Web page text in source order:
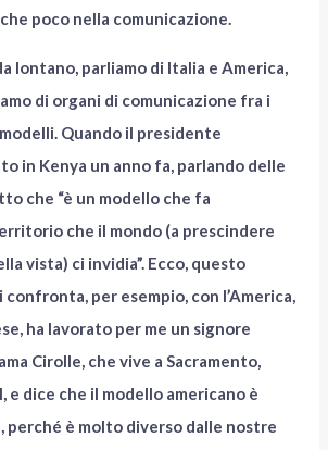
poco nella comunicazione.
lontano, parliamo di Italia e America,
di organi di comunicazione fra i
Quando il presidente
in Kenya un anno fa, parlando delle
che “è un modello che fa
che il mondo (a prescindere
vista) ci invidia”. Ecco, questo
confronta, per esempio, con l’America,
ha lavorato per me un signore
Cirolle, che vive a Sacramento,
e dice che il modello americano è
è molto diverso dalle nostre